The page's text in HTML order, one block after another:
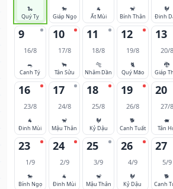
🐍
Quý Tỵ
🐎
Giáp Ngọ
🐐
Ất Mùi
🐒
Bính Thân
🐓
Đinh
9
16/8
🐀
Canh Tý
10
17/8
🐂
Tân Sửu
11
18/8
🐅
Nhâm Dần
12
19/8
🐈
Quý Mão
13
20/8
🐉
Giáp
16
23/8
🐐
Đinh Mùi
17
24/8
🐒
Mậu Thân
18
25/8
🐓
Kỷ Dậu
19
26/8
🐕
Canh Tuất
20
27/8
🐖
Tân
23
1/9
🐎
Bính Ngọ
24
2/9
🐐
Đinh Mùi
25
3/9
🐒
Mậu Thân
26
4/9
🐓
Kỷ Dậu
27
5/9
🐕
Canh